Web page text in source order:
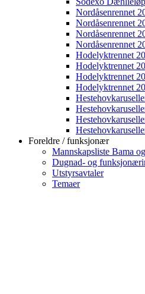
Nordåsenrennet
Nordåsenrennet
Nordåsenrennet
Nordåsenrennet
Hodelyktrennet
Hodelyktrennet
Hodelyktrennet
Hodelyktrennet
Foreldre / funksjonær
Mannskapsliste Bama
Dugnad- og
Utstyrsavtaler
Temaer